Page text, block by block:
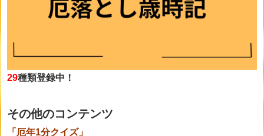
29種類登録中！
その他のコンテンツ
「厄年1分クイズ」